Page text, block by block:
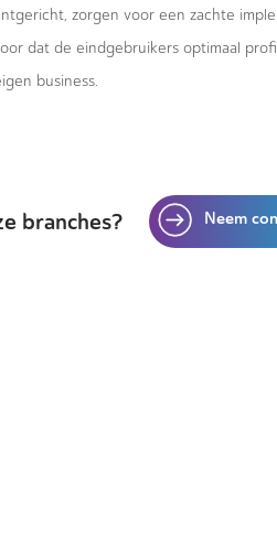
zorgen voor een zachte
dat de eindgebruikers optimaal
business.
branches? Neem